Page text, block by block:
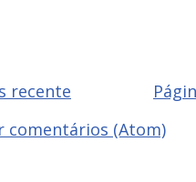
recente
comentários (Atom)